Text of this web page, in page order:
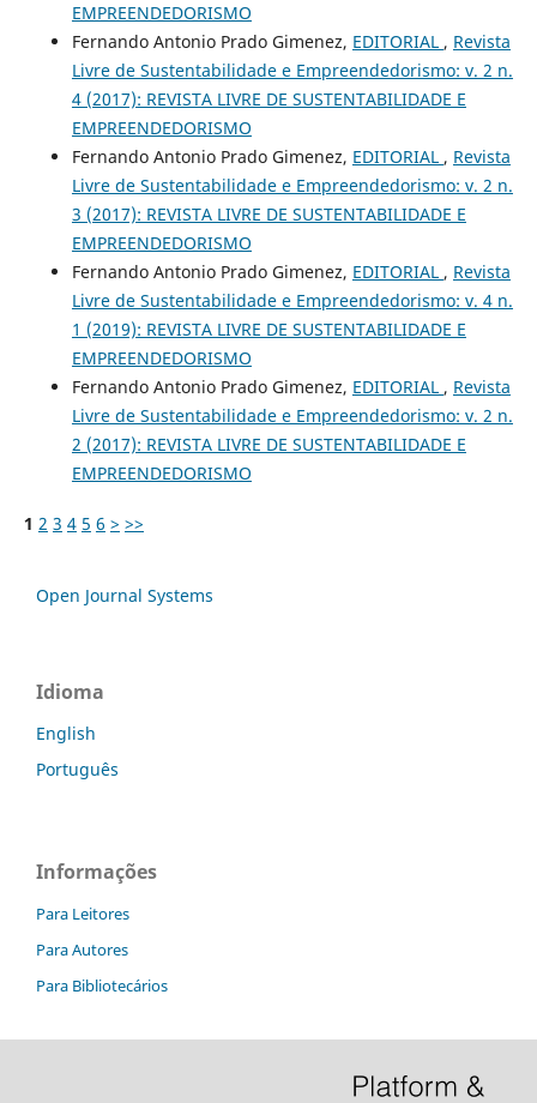
EMPREENDEDORISMO
Fernando Antonio Prado Gimenez, EDITORIAL , Revista
Livre de Sustentabilidade e Empreendedorismo: v. 2 n.
4 (2017): REVISTA LIVRE DE SUSTENTABILIDADE E
EMPREENDEDORISMO
Fernando Antonio Prado Gimenez, EDITORIAL , Revista
Livre de Sustentabilidade e Empreendedorismo: v. 2 n.
3 (2017): REVISTA LIVRE DE SUSTENTABILIDADE E
EMPREENDEDORISMO
Fernando Antonio Prado Gimenez, EDITORIAL , Revista
Livre de Sustentabilidade e Empreendedorismo: v. 4 n.
1 (2019): REVISTA LIVRE DE SUSTENTABILIDADE E
EMPREENDEDORISMO
Fernando Antonio Prado Gimenez, EDITORIAL , Revista
Livre de Sustentabilidade e Empreendedorismo: v. 2 n.
2 (2017): REVISTA LIVRE DE SUSTENTABILIDADE E
EMPREENDEDORISMO
1 2 3 4 5 6 > >>
Open Journal Systems
Idioma
English
Português
Informações
Para Leitores
Para Autores
Para Bibliotecários